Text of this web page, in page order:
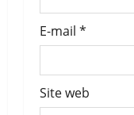
E-mail *
Site web